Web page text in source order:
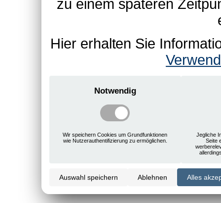
zu einem späteren
Hier erhalten Sie
Notwendig
Wir speichern Cookies um Grundfunktionen
wie Nutzerauthentifizierung zu ermöglichen.
Jegliche
Seite
Auswahl speichern Ablehnen Alles